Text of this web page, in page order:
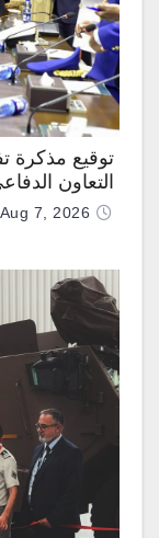
توقيع مذكرة
التعاون
Aug 7, 2026